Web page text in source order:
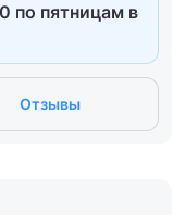
по пятницам в
Отзывы